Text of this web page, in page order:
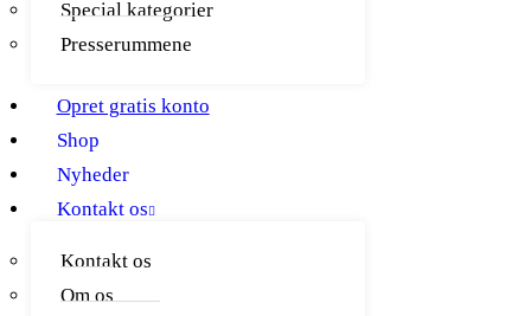
Special kategorier
Presserummene
Opret gratis konto
Shop
Nyheder
Kontakt os
Kontakt os
Om os